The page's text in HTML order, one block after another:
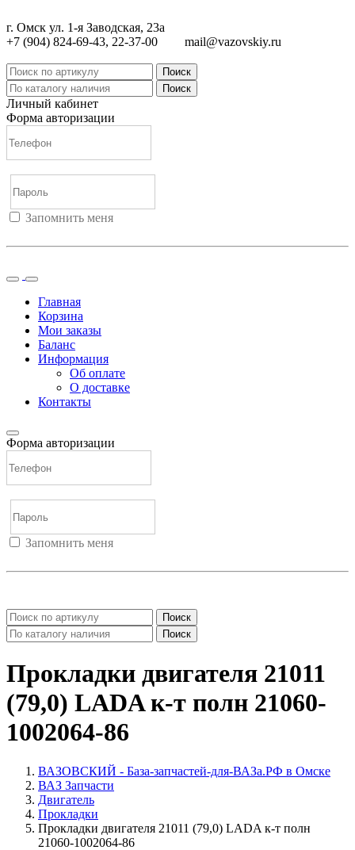
г. Омск ул. 1-я Заводская, 23а
+7 (904) 824-69-43, 22-37-00
mail@vazovskiy.ru
Поиск
Поиск
Личный кабинет
Форма авторизации
Запомнить меня
Главная
Корзина
Мои заказы
Баланс
Информация
Об оплате
О доставке
Контакты
Форма авторизации
Запомнить меня
Поиск
Поиск
Прокладки двигателя 21011
(79,0) LADA к-т полн 21060-
1002064-86
ВАЗОВСКИЙ - База-запчастей-для-ВАЗа.РФ в Омске
ВАЗ Запчасти
Двигатель
Прокладки
Прокладки двигателя 21011 (79,0) LADA к-т полн
21060-1002064-86